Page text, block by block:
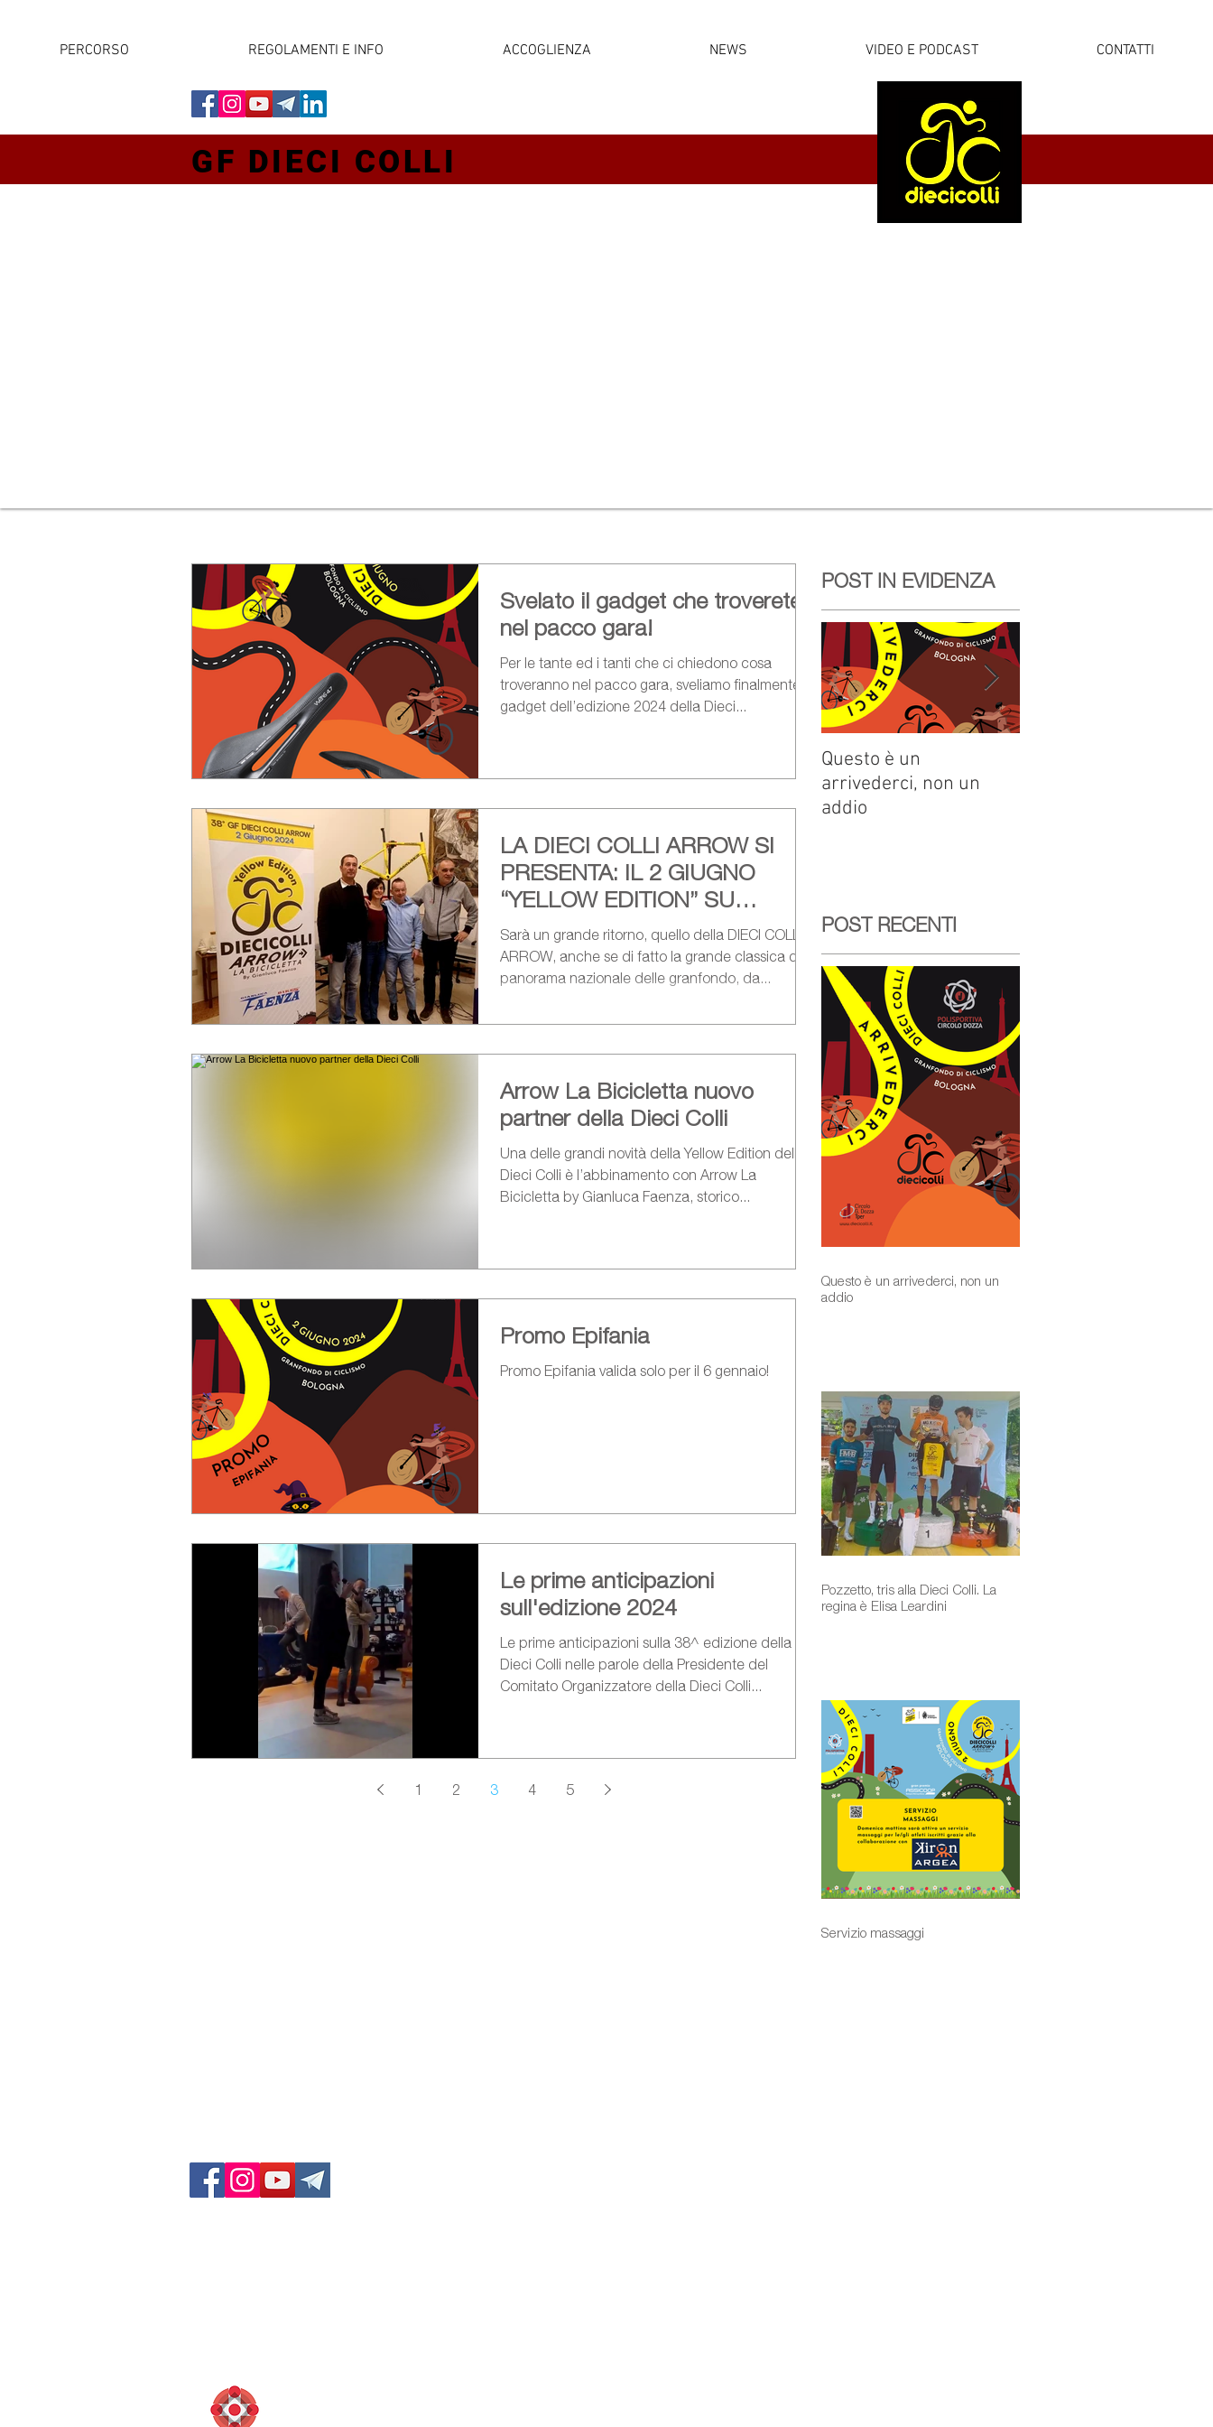
PERCORSO REGOLAMENTI E INFO ACCOGLIENZA NEWS VIDEO E PODCAST CONTATTI
Svelato il gadget che troverete
nel pacco gara!
Per le tante ed i tanti che ci chiedono cosa
troveranno nel pacco gara, sveliamo finalmente il
gadget dell’edizione 2024 della Dieci...
LA DIECI COLLI ARROW SI
PRESENTA: IL 2 GIUGNO
“YELLOW EDITION” SU
PERCORSO UNICO
Sarà un grande ritorno, quello della DIECI COLLI
ARROW, anche se di fatto la grande classica del
panorama nazionale delle granfondo, da...
Arrow La Bicicletta nuovo
partner della Dieci Colli
Una delle grandi novità della Yellow Edition della
Dieci Colli è l’abbinamento con Arrow La
Bicicletta by Gianluca Faenza, storico...
Promo Epifania
Promo Epifania valida solo per il 6 gennaio!
Le prime anticipazioni
sull'edizione 2024
Le prime anticipazioni sulla 38^ edizione della
Dieci Colli nelle parole della Presidente del
Comitato Organizzatore della Dieci Colli...
1 2 3 4 5
POST IN EVIDENZA
Questo è un
arrivederci, non un
addio
POST RECENTI
Questo è un arrivederci, non un
addio
Pozzetto, tris alla Dieci Colli. La
regina è Elisa Leardini
Servizio massaggi
GF DIECI COLLI